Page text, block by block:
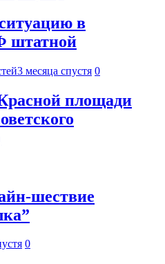
в
штатной
3 месяца спустя 0
площади
шествие
0